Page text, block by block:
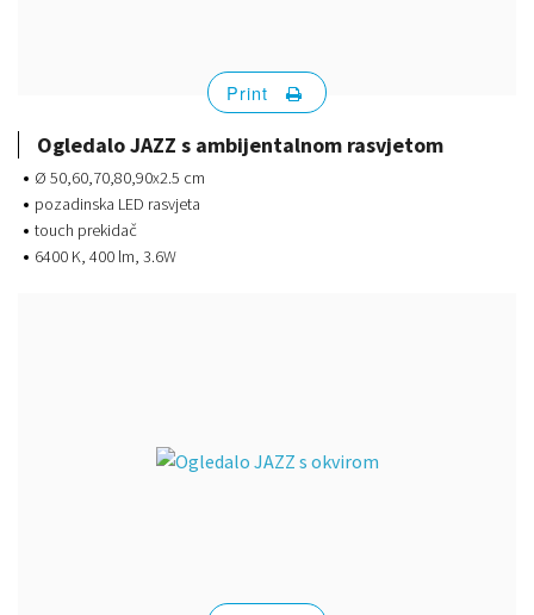
Ogledalo JAZZ s ambijentalnom rasvjetom
Ø 50,60,70,80,90x2.5 cm
pozadinska LED rasvjeta
touch prekidač
6400 K, 400 lm, 3.6W
Print